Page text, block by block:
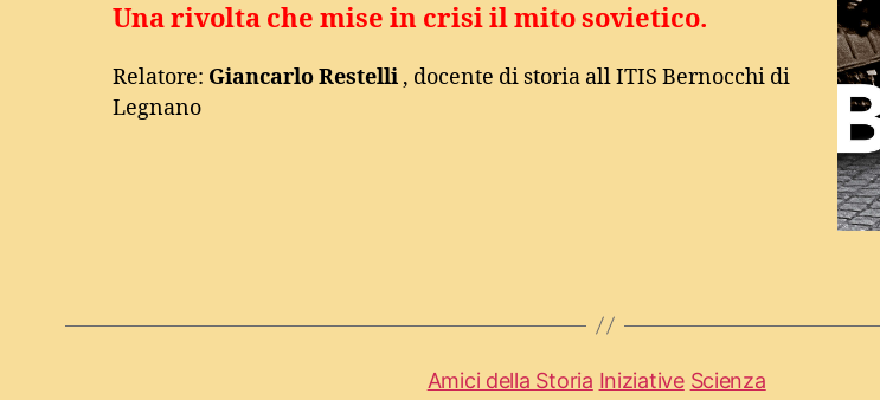
Una rivolta che mise in crisi il mito sovietico.
Relatore: Giancarlo Restelli , docente di storia all ITIS Bernocchi di
Legnano
Amici della Storia Iniziative Scienza